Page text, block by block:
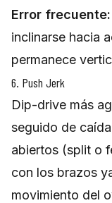
Error frecuente:
inclinarse hacia
permanece
6. Push Jerk
Dip-drive más
seguido de
abiertos (split o
con los brazos
movimiento del